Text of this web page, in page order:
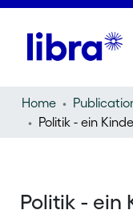
Home
Politik - ein